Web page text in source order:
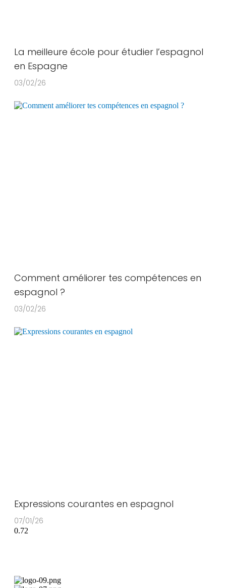
La meilleure école pour étudier l’espagnol
en Espagne
03/02/26
Comment améliorer tes compétences en
espagnol ?
03/02/26
Expressions courantes en espagnol
07/01/26